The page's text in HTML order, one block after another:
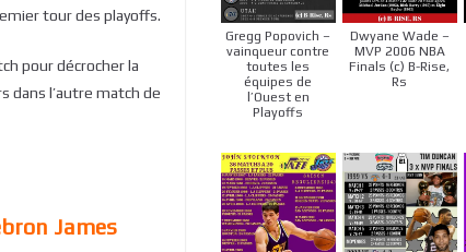
tour des playoffs.
pour décrocher la
dans l’autre match de
James
Gregg Popovich –
vainqueur contre
toutes les
équipes de
l’Ouest en
Playoffs
Dwyane Wade –
MVP 2006 NBA
Finals (c) B-Rise,
Rs